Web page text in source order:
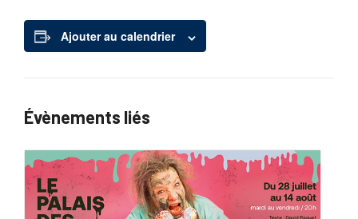
Ajouter au calendrier
Évènements liés